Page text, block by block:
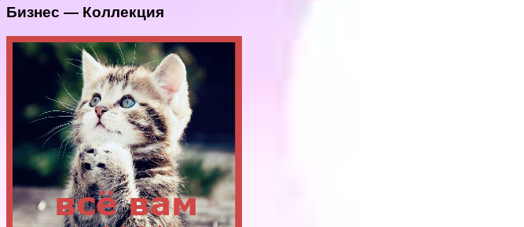
Бизнес — Коллекция